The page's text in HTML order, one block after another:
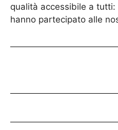
qualità accessibile a
hanno partecipato alle